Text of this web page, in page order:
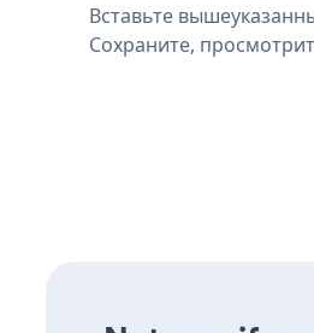
Вставьте
Сохраните,